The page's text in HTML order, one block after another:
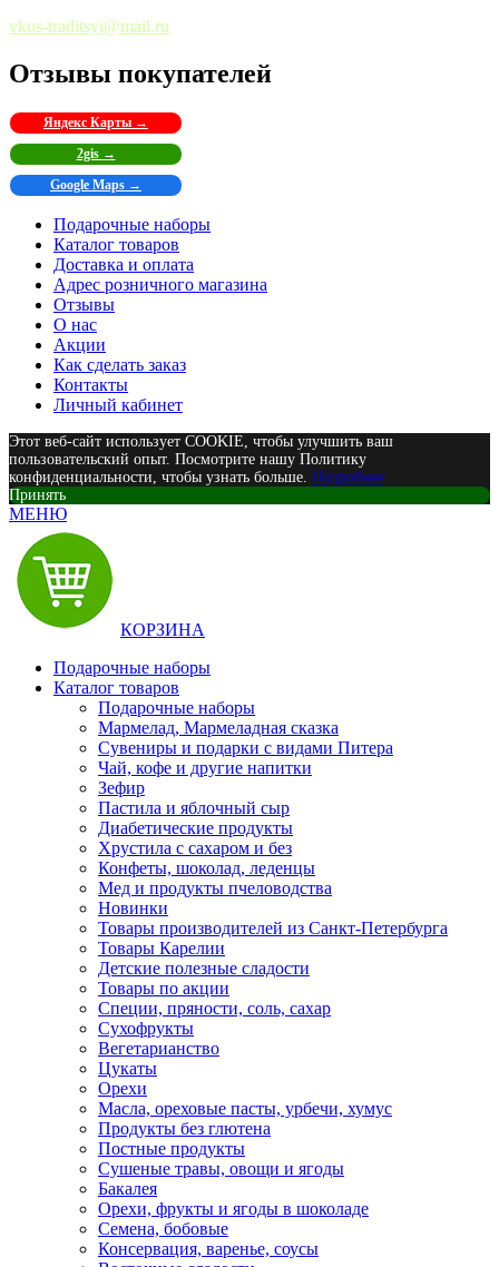
vkus-traditsyi@mail.ru
Отзывы покупателей
Яндекс Карты →
2gis →
Google Maps →
Подарочные наборы
Каталог товаров
Доставка и оплата
Адрес розничного магазина
Отзывы
О нас
Акции
Как сделать заказ
Контакты
Личный кабинет
Этот веб-сайт использует COOKIE, чтобы улучшить ваш
пользовательский опыт. Посмотрите нашу Политику
конфиденциальности, чтобы узнать больше. Подробнее
Принять
МЕНЮ
КОРЗИНА
Подарочные наборы
Каталог товаров
Подарочные наборы
Мармелад, Мармеладная сказка
Сувениры и подарки с видами Питера
Чай, кофе и другие напитки
Зефир
Пастила и яблочный сыр
Диабетические продукты
Хрустила с сахаром и без
Конфеты, шоколад, леденцы
Мед и продукты пчеловодства
Новинки
Товары производителей из Санкт-Петербурга
Товары Карелии
Детские полезные сладости
Товары по акции
Специи, пряности, соль, сахар
Сухофрукты
Вегетарианство
Цукаты
Орехи
Масла, ореховые пасты, урбечи, хумус
Продукты без глютена
Постные продукты
Сушеные травы, овощи и ягоды
Бакалея
Орехи, фрукты и ягоды в шоколаде
Семена, бобовые
Консервация, варенье, соусы